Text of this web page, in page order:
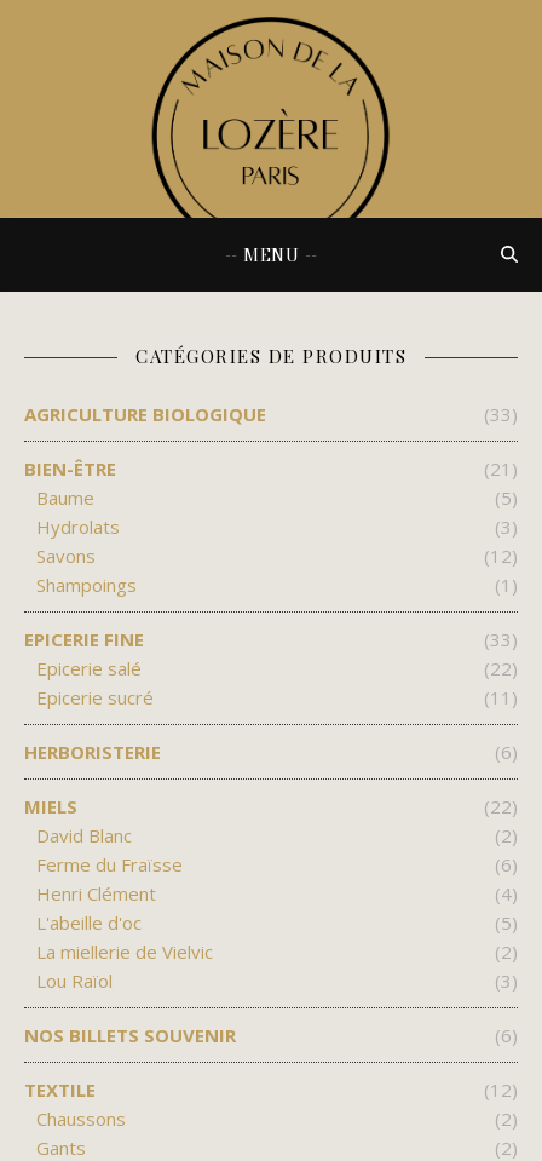
-- MENU --
CATÉGORIES DE PRODUITS
AGRICULTURE BIOLOGIQUE (33)
BIEN-ÊTRE
(21)
Baume
(5)
Hydrolats
(3)
Savons
(12)
Shampoings
(1)
EPICERIE FINE
(33)
Epicerie salé
(22)
Epicerie sucré
(11)
HERBORISTERIE (6)
MIELS
(22)
David Blanc
(2)
Ferme du Fraïsse
(6)
Henri Clément
(4)
L'abeille d'oc
(5)
La miellerie de Vielvic
(2)
Lou Raïol
(3)
NOS BILLETS SOUVENIR (6)
TEXTILE
(12)
Chaussons
(2)
Gants
(2)